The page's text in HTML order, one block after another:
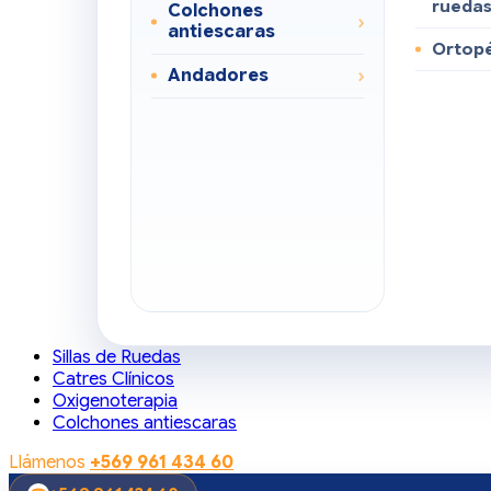
Colchones
antiescaras
Andadores
ruedas
Sillas de Ruedas
Catres Clínicos
Oxigenoterapia
Colchones antiescaras
Llámenos +569 961 434 60